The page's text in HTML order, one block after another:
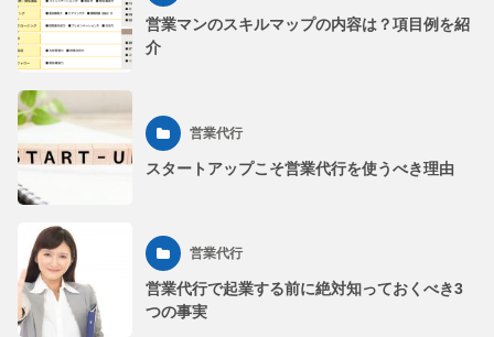
営業マンのスキルマップの内容は？項目例を紹
介
営業代行
スタートアップこそ営業代行を使うべき理由
営業代行
営業代行で起業する前に絶対知っておくべき3
つの事実